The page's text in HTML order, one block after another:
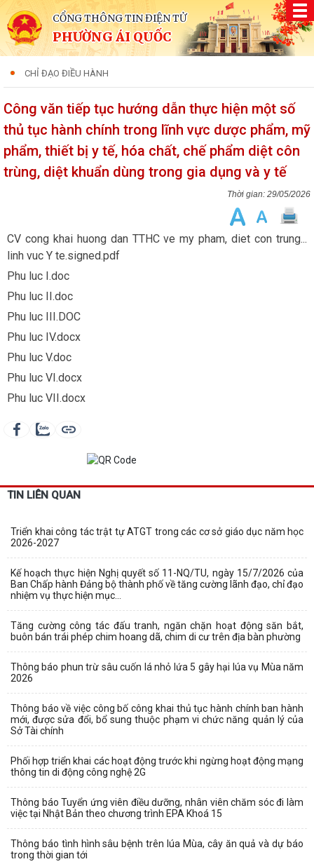
CỔNG THÔNG TIN ĐIỆN TỬ
PHƯỜNG ÁI QUỐC
CHỈ ĐẠO ĐIỀU HÀNH
Công văn tiếp tục hướng dẫn thực hiện một số
thủ tục hành chính trong lĩnh vực dược phẩm, mỹ
phẩm, thiết bị y tế, hóa chất, chế phẩm diệt côn
trùng, diệt khuẩn dùng trong gia dụng và y tế
29/05/2026
CV cong khai huong dan TTHC ve my pham, diet con trung...
linh vuc Y te.signed.pdf
Phu luc I.doc
Phu luc II.doc
Phu luc III.DOC
Phu luc IV.docx
Phu luc V.doc
Phu luc VI.docx
Phu luc VII.docx
TIN LIÊN QUAN
Triển khai công tác trật tự ATGT trong các cơ sở giáo dục năm học
2026-2027
Kế hoạch thực hiện Nghị quyết số 11-NQ/TU, ngày 15/7/2026 của
Ban Chấp hành Đảng bộ thành phố về tăng cường lãnh đạo, chỉ đạo
nhiệm vụ thực hiện mục...
Tăng cường công tác đấu tranh, ngăn chặn hoạt động săn bắt,
buôn bán trái phép chim hoang dã, chim di cư trên địa bàn phường
Thông báo phun trừ sâu cuốn lá nhỏ lứa 5 gây hại lúa vụ Mùa năm
2026
Thông báo về việc công bố công khai thủ tục hành chính ban hành
mới, được sửa đổi, bổ sung thuộc phạm vi chức năng quản lý của
Sở Tài chính
Phối hợp triển khai các hoạt động trước khi ngừng hoạt động mạng
thông tin di động công nghệ 2G
Thông báo Tuyển ứng viên điều dưỡng, nhân viên chăm sóc đi làm
việc tại Nhật Bản theo chương trình EPA Khoá 15
Thông báo tình hình sâu bệnh trên lúa Mùa, cây ăn quả và dự báo
trong thời gian tới